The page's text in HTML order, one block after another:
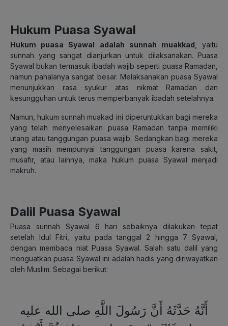
Hukum Puasa Syawal
Hukum puasa Syawal adalah sunnah muakkad , yaitu
sunnah yang sangat dianjurkan untuk dilaksanakan. Puasa
Syawal bukan termasuk ibadah wajib seperti puasa Ramadan,
namun pahalanya sangat besar. Melaksanakan puasa Syawal
menunjukkan rasa syukur atas nikmat Ramadan dan
kesungguhan untuk terus memperbanyak ibadah setelahnya.
Namun, hukum sunnah muakad ini diperuntukkan bagi mereka
yang telah menyelesaikan puasa Ramadan tanpa memiliki
utang atau tanggungan puasa wajib. Sedangkan bagi mereka
yang masih mempunyai tanggungan puasa karena sakit,
musafir, atau lainnya, maka hukum puasa Syawal menjadi
makruh.
Dalil Puasa Syawal
Puasa sunnah Syawal 6 hari sebaiknya dilakukan tepat
setelah Idul Fitri, yaitu pada tanggal 2 hingga 7 Syawal,
dengan membaca niat Puasa Syawal. Salah satu dalil yang
menguatkan puasa Syawal ini adalah hadis yang diriwayatkan
oleh Muslim. Sebagai berikut:
أَنَّهُ حَدَّثَهُ أَنَّ رَسُولَ اللَّهِ صلى الله عليه